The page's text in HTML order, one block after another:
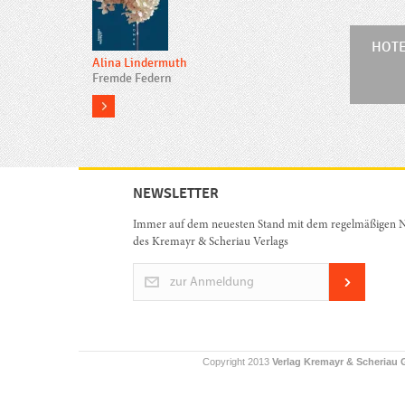
Alina Lindermuth
Fremde Federn
more
NEWSLETTER
Immer auf dem neuesten Stand mit dem regelmäßigen
des Kremayr & Scheriau Verlags
zur Anmeldung
Copyright 2013 Verlag Kremayr & Scheriau